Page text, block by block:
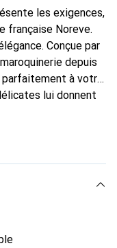
les exigences,
française Noreve.
Conçue par
depuis
parfaitement à votre
lui donnent
Reconnaître
clientèle